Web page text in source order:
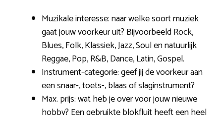
Muzikale interesse: naar welke soort muziek
gaat jouw voorkeur uit? Bijvoorbeeld Rock,
Blues, Folk, Klassiek, Jazz, Soul en natuurlijk
Reggae, Pop, R&B, Dance, Latin, Gospel.
Instrument-categorie: geef jij de voorkeur aan
een snaar-, toets-, blaas of slaginstrument?
Max. prijs: wat heb je over voor jouw nieuwe